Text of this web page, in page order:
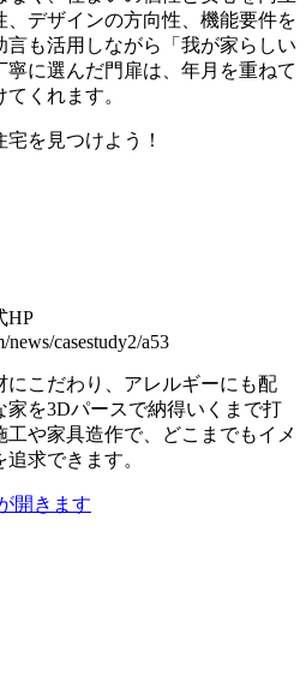
、デザインの方向性、機能要件を
も活用しながら「我が家らしい
寧に選んだ門扉は、年月を重ねて
くれます。
を見つけよう！
HP
casestudy2/a53
こだわり、アレルギーにも配
家を3Dパースで納得いくまで打
や家具造作で、どこまでもイメ
求できます。
開きます